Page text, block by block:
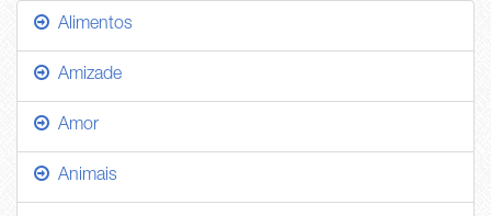
Alimentos
Amizade
Amor
Animais